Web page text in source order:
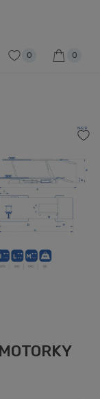
0 0